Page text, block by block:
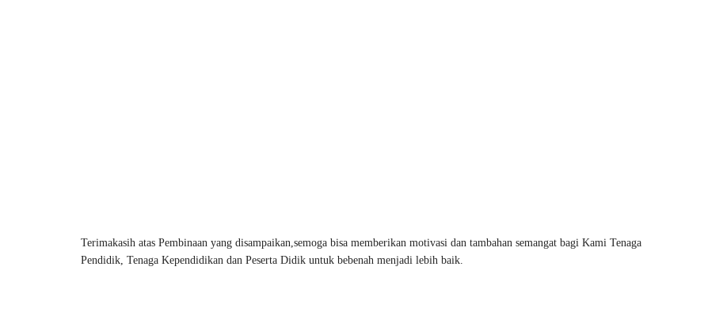
Terimakasih atas Pembinaan yang disampaikan,semoga bisa memberikan motivasi dan tambahan semangat bagi Kami Tenaga
Pendidik, Tenaga Kependidikan dan Peserta Didik untuk bebenah menjadi lebih baik.